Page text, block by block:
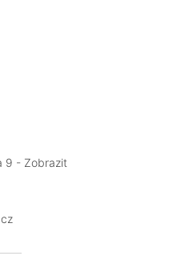
9 - Zobrazit